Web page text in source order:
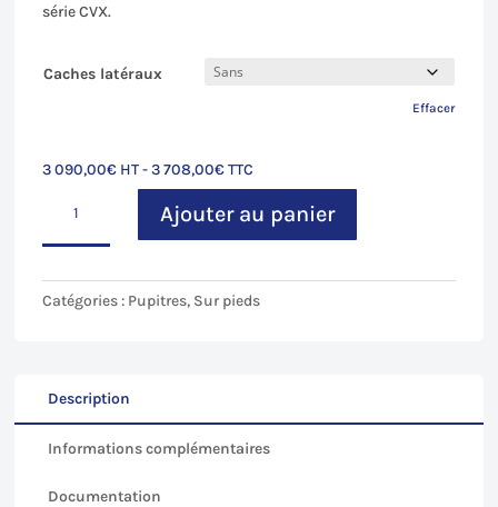
série CVX.
Caches latéraux
Effacer
3 090,00€ HT -3 708,00€TTC
EVS
Ajouter au panier
Catégories : Pupitres, Sur pieds
Description
Informations complémentaires
Documentation